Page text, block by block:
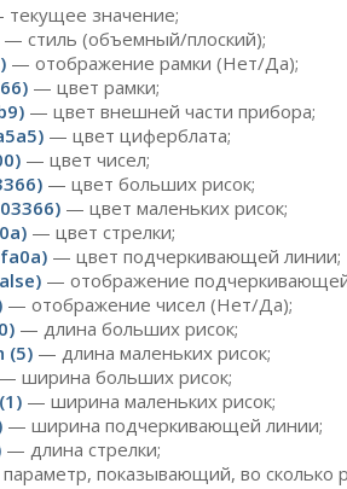
значение;
— стиль (объемный/плоский);
— отображение рамки (Нет/Да);
— цвет рамки;
— цвет внешней части прибора;
— цвет циферблата;
— цвет чисел;
— цвет больших рисок;
— цвет маленьких рисок;
— цвет стрелки;
— цвет подчеркивающей линии;
— отображение
— отображение чисел (Нет/Да);
— длина больших рисок;
(5) — длина маленьких рисок;
— ширина больших рисок;
— ширина маленьких рисок;
— ширина подчеркивающей линии;
— длина стрелки;
показывающий, во сколько